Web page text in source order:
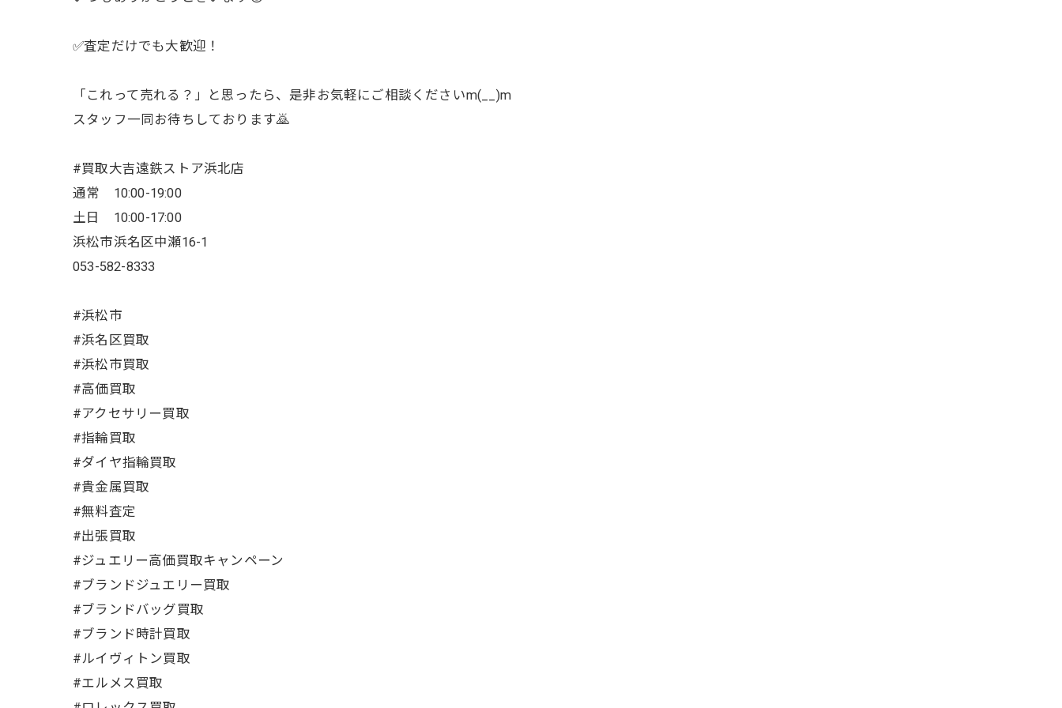
✅査定だけでも大歓迎！
「これって売れる？」と思ったら、是非お気軽にご相談くださいm(__)m
スタッフ一同お待ちしております🙇
#買取大吉遠鉄ストア浜北店
通常 10:00-19:00
土日 10:00-17:00
浜松市浜名区中瀬16-1
053-582-8333
#浜松市
#浜名区買取
#浜松市買取
#高価買取
#アクセサリー買取
#指輪買取
#ダイヤ指輪買取
#貴金属買取
#無料査定
#出張買取
#ジュエリー高価買取キャンペーン
#ブランドジュエリー買取
#ブランドバッグ買取
#ブランド時計買取
#ルイヴィトン買取
#エルメス買取